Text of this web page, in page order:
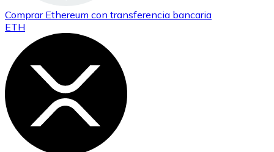
Comprar Ethereum con transferencia bancaria
ETH